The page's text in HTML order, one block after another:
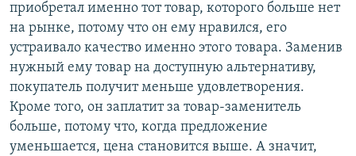
приобретал именно тот товар, которого больше нет
на рынке, потому что он ему нравился, его
устраивало качество именно этого товара. Заменив
нужный ему товар на доступную альтернативу,
покупатель получит меньше удовлетворения.
Кроме того, он заплатит за товар-заменитель
больше, потому что, когда предложение
уменьшается, цена становится выше. А значит,